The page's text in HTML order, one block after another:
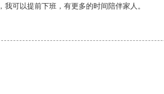
可以提前下班，有更多的时间陪伴家人。